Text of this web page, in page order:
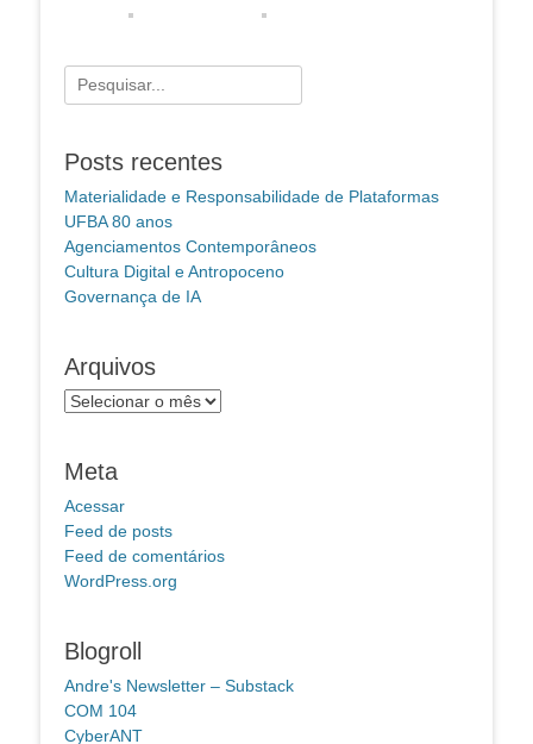
Pesquisar
por:
Posts recentes
Materialidade e Responsabilidade de Plataformas
UFBA 80 anos
Agenciamentos Contemporâneos
Cultura Digital e Antropoceno
Governança de IA
Arquivos
Arquivos
Meta
Acessar
Feed de posts
Feed de comentários
WordPress.org
Blogroll
Andre's Newsletter – Substack
COM 104
CyberANT